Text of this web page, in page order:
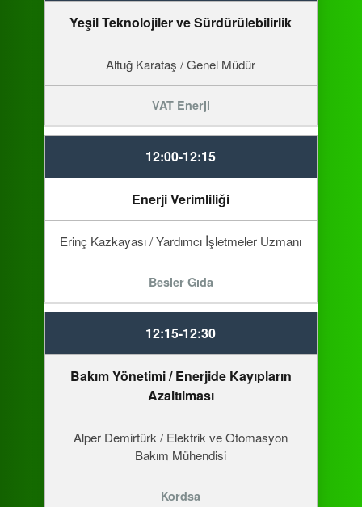
Yeşil Teknolojiler ve Sürdürülebilirlik
Altuğ Karataş / Genel Müdür
VAT Enerji
12:00-12:15
Enerji Verimliliği
Erinç Kazkayası / Yardımcı İşletmeler Uzmanı
Besler Gıda
12:15-12:30
Bakım Yönetimi / Enerjide Kayıpların
Azaltılması
Alper Demirtürk / Elektrik ve Otomasyon
Bakım Mühendisi
Kordsa